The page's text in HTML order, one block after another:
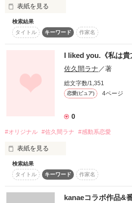
◆魔法のｉらんどにて
読者12000人突破しました
◆この作品は実体験を交えた、
作品を読む
表紙を見る
魔法は扱えない。武力もほぼ0なのに
しまったために、悪魔討伐の旅にでる
ル。絡み合う運命の中で、少年は生き
私、★ルナの処女作です。未熟者で、
ょうが、よろしくお願いします。
検索結果
タイトル
キーワード 作家名
I liked you.《私は貴
佐久間ラナ／著
総文字数/1,351
恋愛(ピュア) 4ページ
0
#オリジナル #佐久間ラナ #感動系恋愛
表紙を見る
この小説は、私の体験を少々入れたも
少し感動系にする……予定です！
検索結果
タイトル
キーワード 作家名
kanaeコラボ作品&